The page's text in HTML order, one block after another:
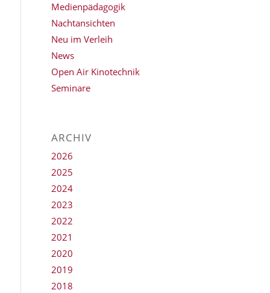
Medienpädagogik
Nachtansichten
Neu im Verleih
News
Open Air Kinotechnik
Seminare
ARCHIV
2026
2025
2024
2023
2022
2021
2020
2019
2018